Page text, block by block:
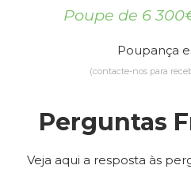
Poupe de 6
Poupança
(contacte-nos para
Perguntas
Veja aqui a resposta às